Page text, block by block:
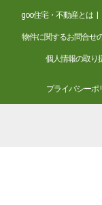
goo住宅・不動産とは
物件に関するお問合せ
個人情報の取り
プライバシーポ